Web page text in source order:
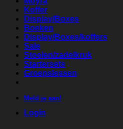
Koffer
Display/Boxes
Boeken
Display/Boxes/koffers
Sale
Stoelen/zadelkruk
Startersets
Groepslessen
Meld je aan!
Login